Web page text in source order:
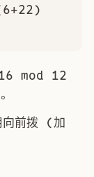
mod 12
向前拨 (加